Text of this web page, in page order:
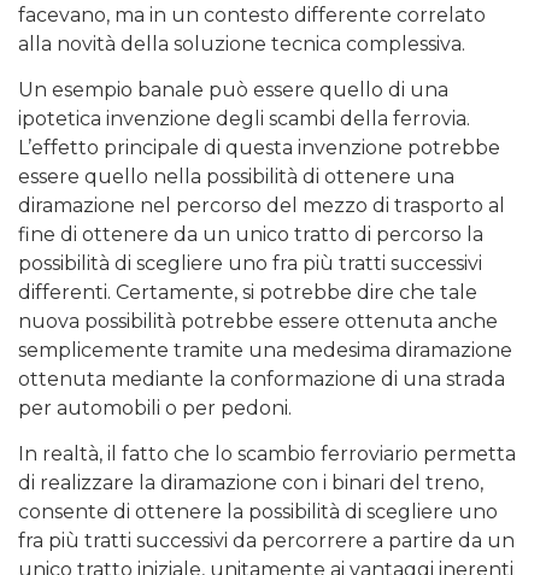
facevano, ma in un contesto differente correlato
alla novità della soluzione tecnica complessiva.
Un esempio banale può essere quello di una
ipotetica invenzione degli scambi della ferrovia.
L’effetto principale di questa invenzione potrebbe
essere quello nella possibilità di ottenere una
diramazione nel percorso del mezzo di trasporto al
fine di ottenere da un unico tratto di percorso la
possibilità di scegliere uno fra più tratti successivi
differenti. Certamente, si potrebbe dire che tale
nuova possibilità potrebbe essere ottenuta anche
semplicemente tramite una medesima diramazione
ottenuta mediante la conformazione di una strada
per automobili o per pedoni.
In realtà, il fatto che lo scambio ferroviario permetta
di realizzare la diramazione con i binari del treno,
consente di ottenere la possibilità di scegliere uno
fra più tratti successivi da percorrere a partire da un
unico tratto iniziale, unitamente ai vantaggi inerenti